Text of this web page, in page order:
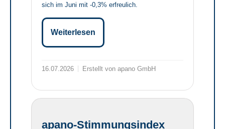
sich im Juni mit -0,3% erfreulich.
Weiterlesen
16.07.2026 Erstellt von apano GmbH
apano-Stimmungsindex